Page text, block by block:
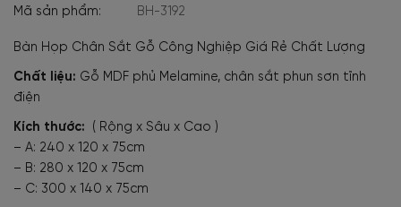
Mã sản phẩm: BH-3192
Bàn Họp Chân Sắt Gỗ Công Nghiệp Giá Rẻ Chất Lượng
Chất liệu: Gỗ MDF phủ Melamine, chân sắt phun sơn tĩnh
điện
Kích thước: ( Rộng x Sâu x Cao )
– A: 240 x 120 x 75cm
– B: 280 x 120 x 75cm
– C: 300 x 140 x 75cm